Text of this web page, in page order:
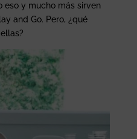
eso y mucho más sirven
and Go. Pero, ¿qué